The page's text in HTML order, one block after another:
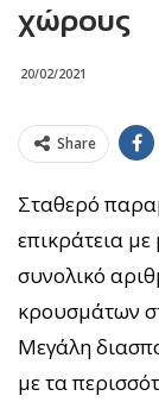
χώρους
20/02/2021
Share
Σταθερό
επικράτεια με
συνολικό
κρουσμάτων
Μεγάλη
με τα